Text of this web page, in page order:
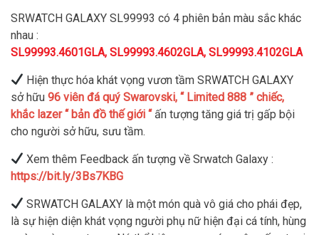
SRWATCH GALAXY SL99993 có 4 phiên bản màu sắc khác
nhau :
SL99993.4601GLA, SL99993.4602GLA, SL99993.4102GLA
Hiện thực hóa khát vọng vươn tầm SRWATCH GALAXY
sở hữu 96 viên đá quý Swarovski, “ Limited 888 ” chiếc,
khắc lazer “ bản đồ thế giới “ấn tượng tăng giá trị gấp bội
cho người sở hữu, sưu tầm.
Xem thêm Feedback ấn tượng về Srwatch Galaxy :
https://bit.ly/3Bs7KBG
SRWATCH GALAXY là một món quà vô giá cho phái đẹp,
là sự hiện diện khát vọng người phụ nữ hiện đại cá tính, hùng